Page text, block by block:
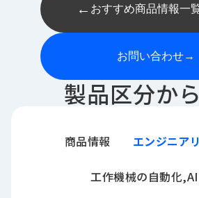
← おすすめ商品情報一
お問い合わせ→
製品区分か
商品情報 エンジニア
工作機械の自動化